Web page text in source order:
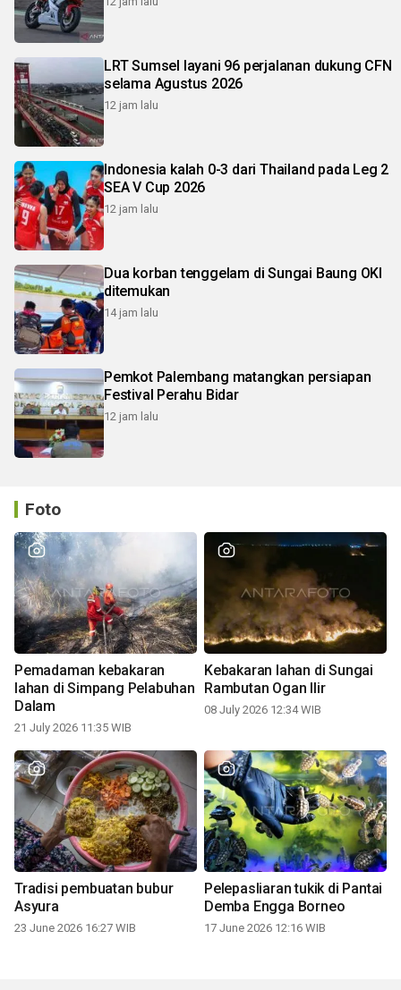
LRT Sumsel layani 96 perjalanan dukung CFN
selama Agustus 2026
12 jam lalu
Indonesia kalah 0-3 dari Thailand pada Leg 2
SEA V Cup 2026
12 jam lalu
Dua korban tenggelam di Sungai Baung OKI
ditemukan
14 jam lalu
Pemkot Palembang matangkan persiapan
Festival Perahu Bidar
12 jam lalu
Foto
Pemadaman kebakaran
lahan di Simpang Pelabuhan
Dalam
21 July 2026 11:35 WIB
Kebakaran lahan di Sungai
Rambutan Ogan Ilir
08 July 2026 12:34 WIB
Tradisi pembuatan bubur
Asyura
23 June 2026 16:27 WIB
Pelepasliaran tukik di Pantai
Demba Engga Borneo
17 June 2026 12:16 WIB